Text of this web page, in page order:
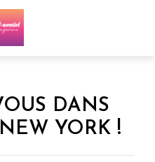
DANS
YORK !